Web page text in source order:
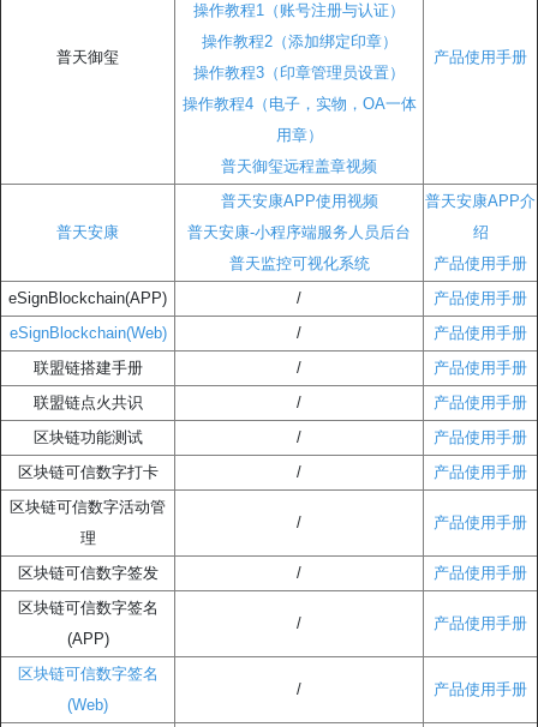
普天御玺
操作教程1（账号注册与认证）
操作教程2（添加绑定印章）
操作教程3（印章管理员设置）
操作教程4（电子，实物，OA一体
用章）
普天御玺远程盖章视频
产品使用手册
普天安康
普天安康APP使用视频
普天安康-小程序端服务人员后台
普天监控可视化系统
普天安康APP介
绍
产品使用手册
eSignBlockchain(APP)
/
产品使用手册
eSignBlockchain(Web)
/
产品使用手册
联盟链搭建手册
/
产品使用手册
联盟链点火共识
/
产品使用手册
区块链功能测试
/
产品使用手册
区块链可信数字打卡
/
产品使用手册
区块链可信数字活动管
理
/ 产品使用手册
区块链可信数字签发 /
产品使用手册
区块链可信数字签名
(APP)
/ 产品使用手册
区块链可信数字签名
(Web)
/ 产品使用手册